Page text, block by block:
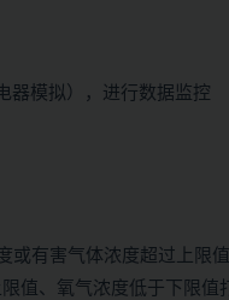
器模拟），进行数据监控
或有害气体浓度超过上限
值、氧气浓度低于下限值